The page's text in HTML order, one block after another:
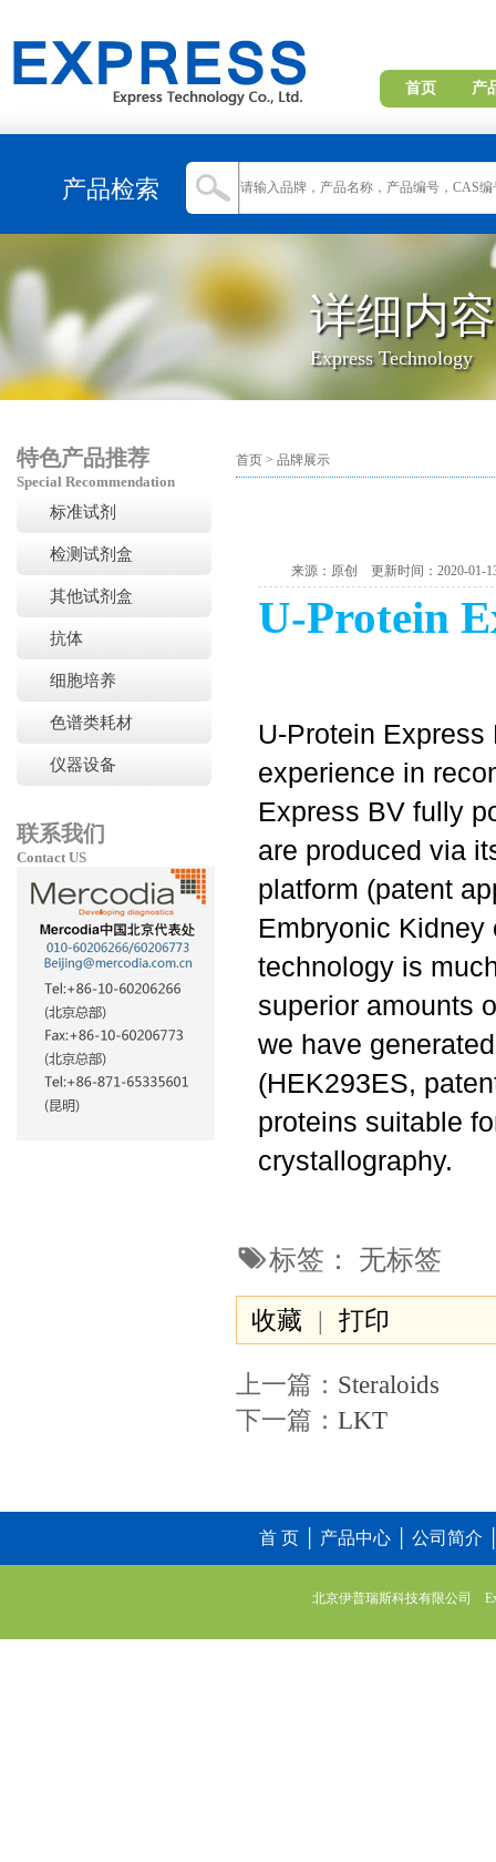
首页 产
产品检索
详细内容
Express Technology
特色产品推荐
Special Recommendation
标准试剂
检测试剂盒
其他试剂盒
抗体
细胞培养
色谱类耗材
仪器设备
联系我们
Contact US
首页 > 品牌展示
来源：原创 更新时间：2020-01-
U-Protein
U-Protein
experience in
Express BV fully
are produced via
platform (patent
Embryonic Kidney
technology is
superior amounts
we have
(HEK293ES,
proteins suitable
crystallography.
标签： 无标签
收藏 | 打印
上一篇： Steraloids
下一篇： LKT
首 页 产品中心 公司简介
北京伊普瑞斯科技有限公司